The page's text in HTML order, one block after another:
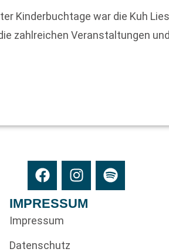
Kinderbuchtage war die Kuh
zahlreichen Veranstaltungen
IMPRESSUM
Impressum
Datenschutz